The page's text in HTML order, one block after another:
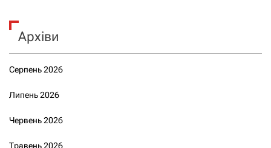
Архіви
Серпень 2026
Липень 2026
Червень 2026
Травень 2026